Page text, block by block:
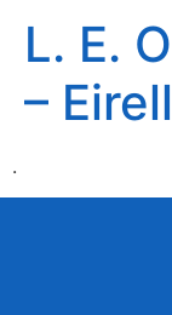
L. E.
–
.